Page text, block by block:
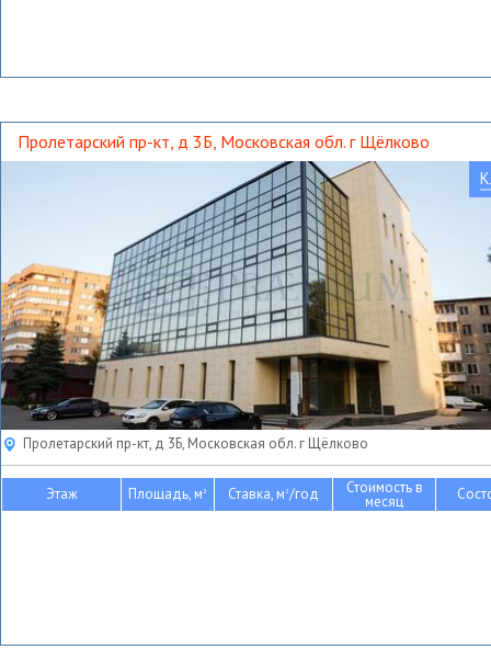
Пролетарский пр-кт, д 3Б, Московская обл. г Щёлково
Пролетарский пр-кт, д 3Б, Московская обл. г Щёлково
Этаж Площадь, м2 Ставка, м2/год Стоимость в
месяц